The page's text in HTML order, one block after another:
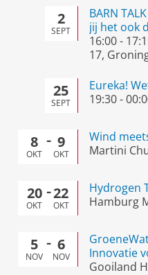
2
SEPT
BARN
jij het ook
16:00-
17,
25
SEPT
Eureka!
19:30-
8
OKT
9
OKT
Wind
Martini
20
OKT
22
OKT
Hydrogen
Hamburg
5
NOV
6
NOV
Innovatie
Gooiland